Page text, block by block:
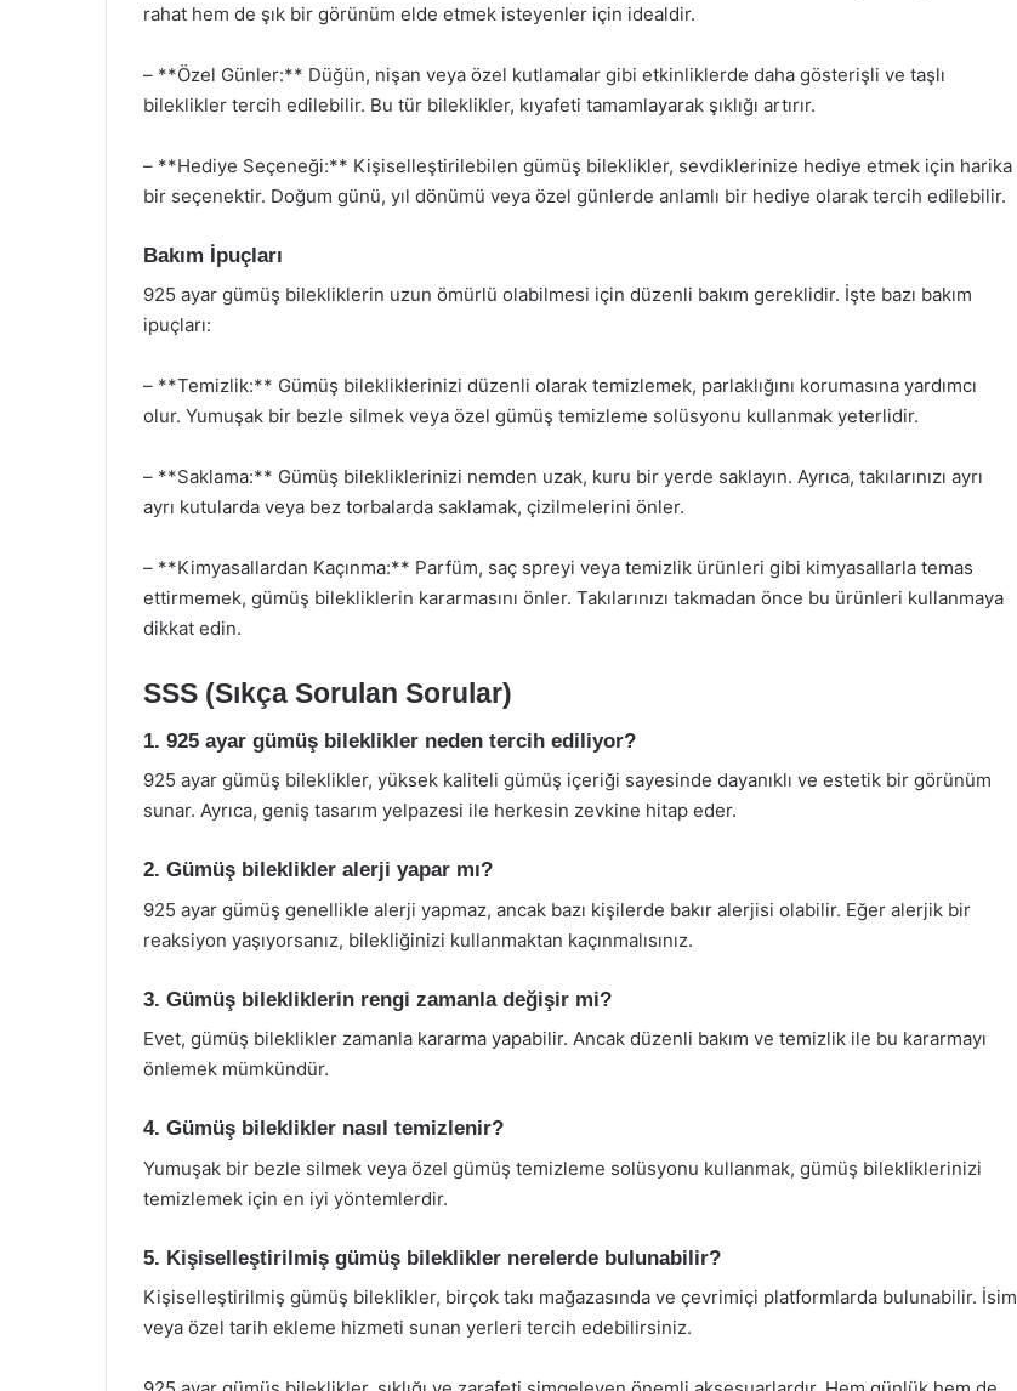
rahat hem de şık bir görünüm elde etmek isteyenler için idealdir.
– **Özel Günler:** Düğün, nişan veya özel kutlamalar gibi etkinliklerde daha gösterişli ve taşlı
bileklikler tercih edilebilir. Bu tür bileklikler, kıyafeti tamamlayarak şıklığı artırır.
– **Hediye Seçeneği:** Kişiselleştirilebilen gümüş bileklikler, sevdiklerinize hediye etmek için harika
bir seçenektir. Doğum günü, yıl dönümü veya özel günlerde anlamlı bir hediye olarak tercih edilebilir.
Bakım İpuçları
925 ayar gümüş bilekliklerin uzun ömürlü olabilmesi için düzenli bakım gereklidir. İşte bazı bakım
ipuçları:
– **Temizlik:** Gümüş bilekliklerinizi düzenli olarak temizlemek, parlaklığını korumasına yardımcı
olur. Yumuşak bir bezle silmek veya özel gümüş temizleme solüsyonu kullanmak yeterlidir.
– **Saklama:** Gümüş bilekliklerinizi nemden uzak, kuru bir yerde saklayın. Ayrıca, takılarınızı ayrı
ayrı kutularda veya bez torbalarda saklamak, çizilmelerini önler.
– **Kimyasallardan Kaçınma:** Parfüm, saç spreyi veya temizlik ürünleri gibi kimyasallarla temas
ettirmemek, gümüş bilekliklerin kararmasını önler. Takılarınızı takmadan önce bu ürünleri kullanmaya
dikkat edin.
SSS (Sıkça Sorulan Sorular)
1. 925 ayar gümüş bileklikler neden tercih ediliyor?
925 ayar gümüş bileklikler, yüksek kaliteli gümüş içeriği sayesinde dayanıklı ve estetik bir görünüm
sunar. Ayrıca, geniş tasarım yelpazesi ile herkesin zevkine hitap eder.
2. Gümüş bileklikler alerji yapar mı?
925 ayar gümüş genellikle alerji yapmaz, ancak bazı kişilerde bakır alerjisi olabilir. Eğer alerjik bir
reaksiyon yaşıyorsanız, bilekliğinizi kullanmaktan kaçınmalısınız.
3. Gümüş bilekliklerin rengi zamanla değişir mi?
Evet, gümüş bileklikler zamanla kararma yapabilir. Ancak düzenli bakım ve temizlik ile bu kararmayı
önlemek mümkündür.
4. Gümüş bileklikler nasıl temizlenir?
Yumuşak bir bezle silmek veya özel gümüş temizleme solüsyonu kullanmak, gümüş bilekliklerinizi
temizlemek için en iyi yöntemlerdir.
5. Kişiselleştirilmiş gümüş bileklikler nerelerde bulunabilir?
Kişiselleştirilmiş gümüş bileklikler, birçok takı mağazasında ve çevrimiçi platformlarda bulunabilir. İsim
veya özel tarih ekleme hizmeti sunan yerleri tercih edebilirsiniz.